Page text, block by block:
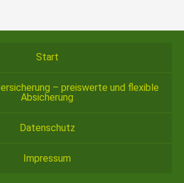
Start
– preiswerte und flexible
Absicherung
Datenschutz
Impressum